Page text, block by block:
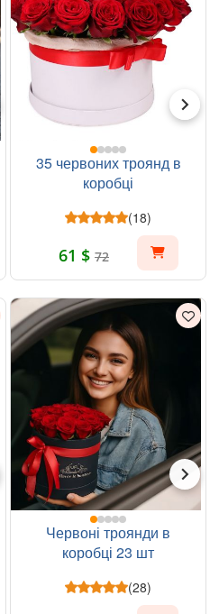
35 червоних троянд в
коробці
(18)
61 $ 72
Червоні троянди в
коробці 23 шт
(28)